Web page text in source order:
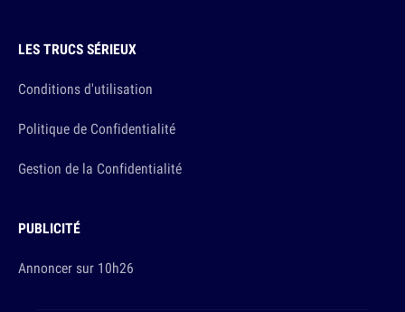
LES TRUCS SÉRIEUX
Conditions d'utilisation
Politique de Confidentialité
Gestion de la Confidentialité
PUBLICITÉ
Annoncer sur 10h26